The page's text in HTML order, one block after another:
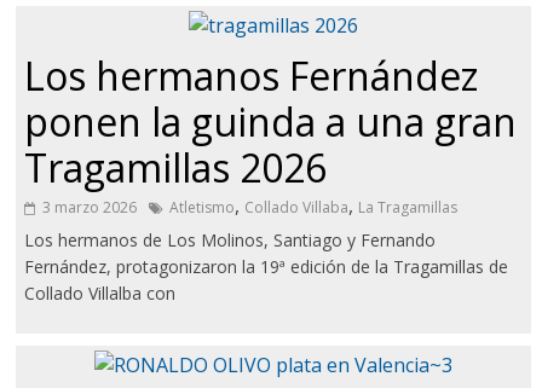
Los hermanos Fernández
ponen la guinda a una gran
Tragamillas 2026
3 marzo 2026 Atletismo, Collado Villaba, La Tragamillas
Los hermanos de Los Molinos, Santiago y Fernando
Fernández, protagonizaron la 19ª edición de la Tragamillas de
Collado Villalba con